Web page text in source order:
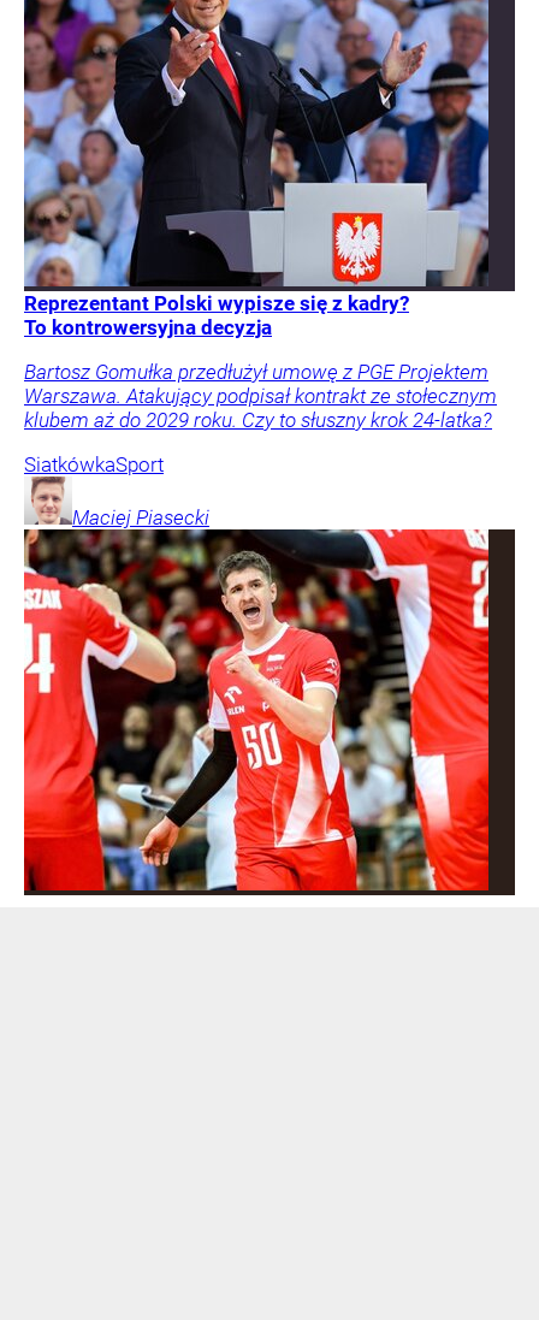
Reprezentant Polski wypisze się z kadry?
To kontrowersyjna decyzja
Bartosz Gomułka przedłużył umowę z PGE Projektem
Warszawa. Atakujący podpisał kontrakt ze stołecznym
klubem aż do 2029 roku. Czy to słuszny krok 24-latka?
SiatkówkaSport
Maciej Piasecki